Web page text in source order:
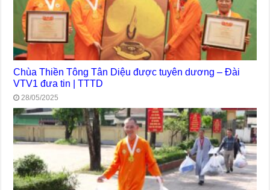
Chùa Thiền Tông Tân Diệu được tuyên dương – Đài
VTV1 đưa tin | TTTD
28/05/2025